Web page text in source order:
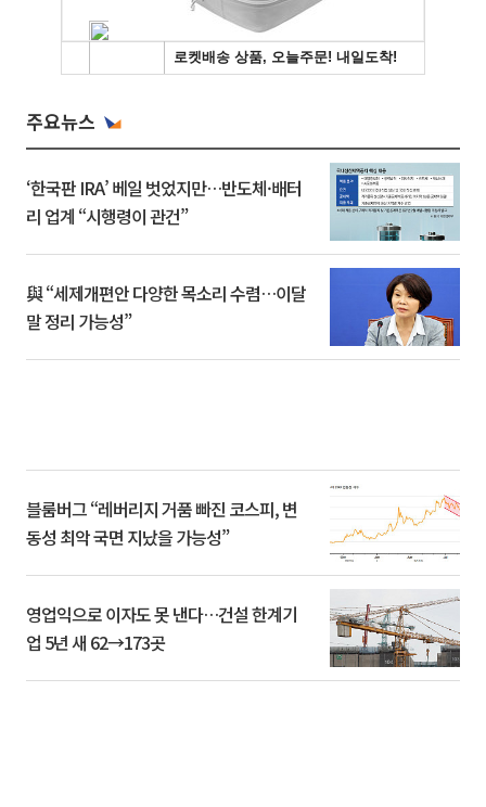
주요뉴스
‘한국판 IRA’ 베일 벗었지만…반도체·배터
리 업계 “시행령이 관건”
與 “세제개편안 다양한 목소리 수렴…이달
말 정리 가능성”
블룸버그 “레버리지 거품 빠진 코스피, 변
동성 최악 국면 지났을 가능성”
영업익으로 이자도 못 낸다…건설 한계기
업 5년 새 62→173곳